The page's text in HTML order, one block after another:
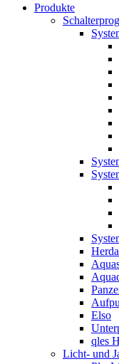
Produkte
Elso
qles
Licht- und